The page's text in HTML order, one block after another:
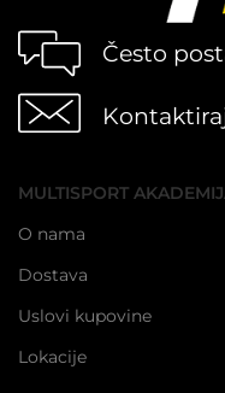
Često
MULTISPORT
O nama
Dostava
Uslovi kupovine
Lokacije